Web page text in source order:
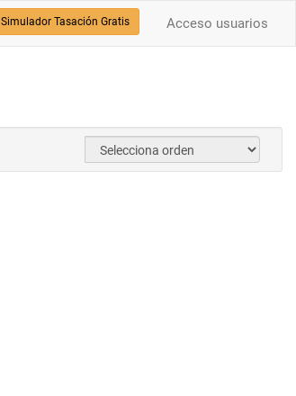
Acceso usuarios
Simulador Tasación Gratis